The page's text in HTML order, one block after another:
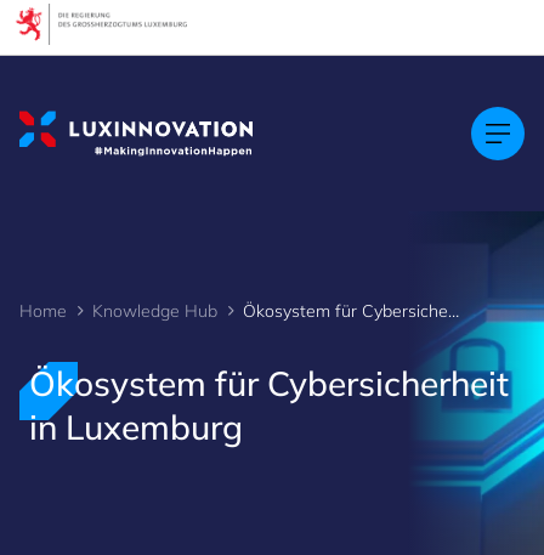
Home Knowledge Hub Ökosystem für Cybersicherheit in Luxemburg
Ökosystem für Cybersicherheit
in Luxemburg
Cookies management panel